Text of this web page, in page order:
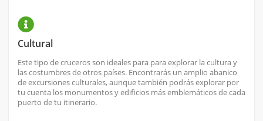
Cultural
Este tipo de cruceros son ideales para para explorar la cultura y
las costumbres de otros países. Encontrarás un amplio abanico
de excursiones culturales, aunque también podrás explorar por
tu cuenta los monumentos y edificios más emblemáticos de cada
puerto de tu itinerario.